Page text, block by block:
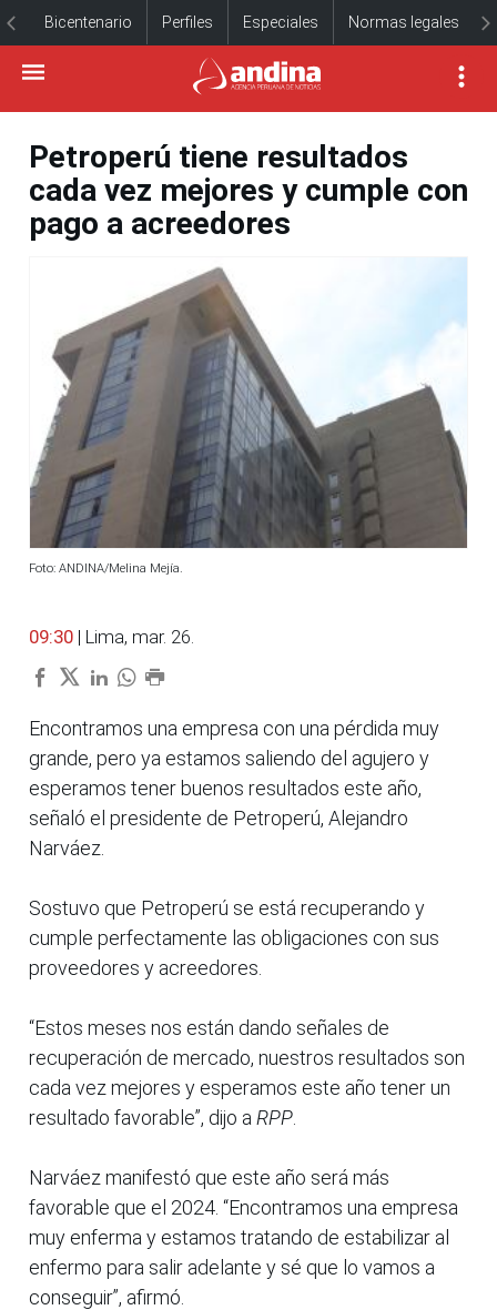
Bicentenario Perfiles Especiales Normas legales
Petroperú tiene resultados
cada vez mejores y cumple con
pago a acreedores
Foto: ANDINA/Melina Mejía.
09:30 | Lima, mar. 26.
Encontramos una empresa con una pérdida muy
grande, pero ya estamos saliendo del agujero y
esperamos tener buenos resultados este año,
señaló el presidente de Petroperú, Alejandro
Narváez.
Sostuvo que Petroperú se está recuperando y
cumple perfectamente las obligaciones con sus
proveedores y acreedores.
“Estos meses nos están dando señales de
recuperación de mercado, nuestros resultados son
cada vez mejores y esperamos este año tener un
resultado favorable”, dijo a RPP
Narváez manifestó que este año será más
favorable que el 2024. “Encontramos una empresa
muy enferma y estamos tratando de estabilizar al
enfermo para salir adelante y sé que lo vamos a
conseguir”, afirmó.